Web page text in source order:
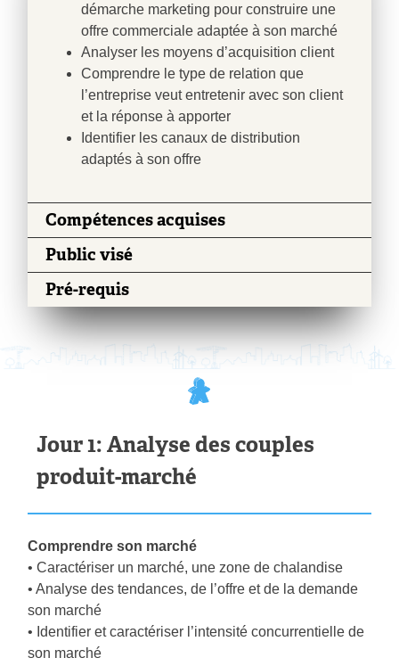
démarche marketing pour construire une
offre commerciale adaptée à son marché
Analyser les moyens d’acquisition client
Comprendre le type de relation que
l’entreprise veut entretenir avec son client
et la réponse à apporter
Identifier les canaux de distribution
adaptés à son offre
Compétences acquises
Public visé
Pré-requis
Jour 1: Analyse des couples
produit-marché
Comprendre son marché
• Caractériser un marché, une zone de chalandise
• Analyse des tendances, de l’offre et de la demande
son marché
• Identifier et caractériser l’intensité concurrentielle de
son marché